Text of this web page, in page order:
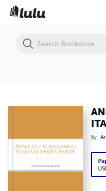
By
ANNO 2017 IL DNA DEGLI